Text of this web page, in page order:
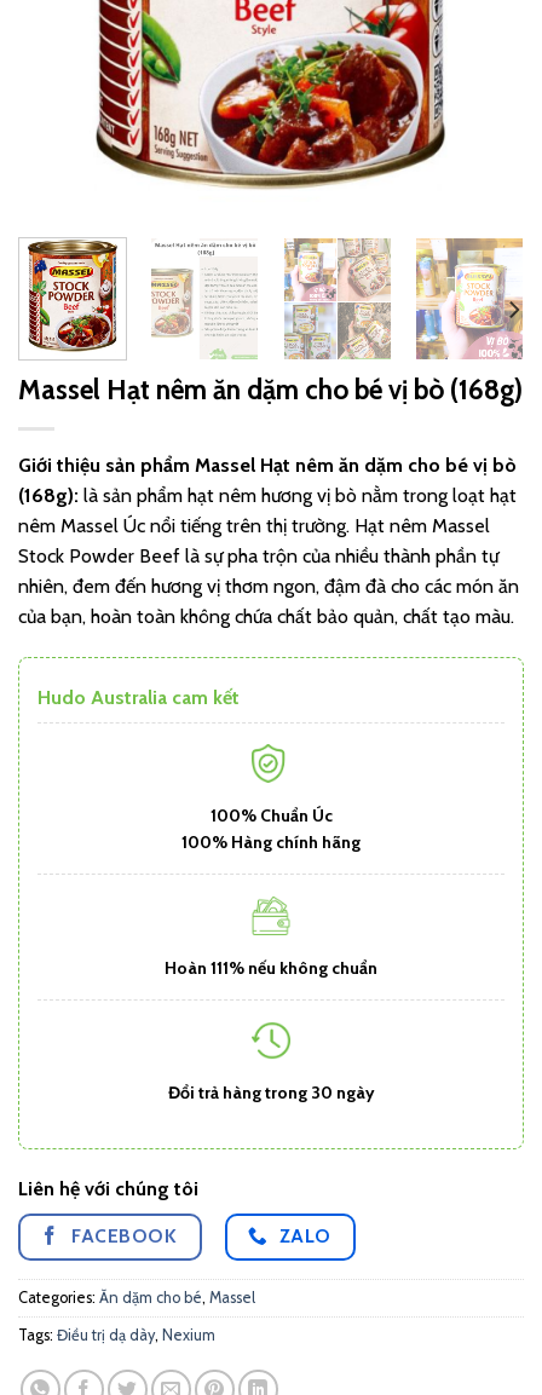
Massel Hạt nêm ăn dặm cho bé vị bò (168g)
Giới thiệu sản phẩm Massel Hạt nêm ăn dặm cho bé vị bò
(168g): là sản phẩm hạt nêm hương vị bò nằm trong loạt hạt
nêm Massel Úc nổi tiếng trên thị trường. Hạt nêm Massel
Stock Powder Beef là sự pha trộn của nhiều thành phần tự
nhiên, đem đến hương vị thơm ngon, đậm đà cho các món ăn
của bạn, hoàn toàn không chứa chất bảo quản, chất tạo màu.
Hudo Australia cam kết
100% Chuẩn Úc
100% Hàng chính hãng
Hoàn 111% nếu không chuẩn
Đổi trả hàng trong 30 ngày
Liên hệ với chúng tôi
FACEBOOK ZALO
Categories: Ăn dặm cho bé, Massel
Tags: Điều trị dạ dày, Nexium